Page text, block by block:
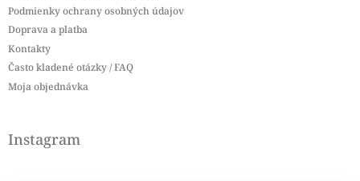
Podmienky ochrany osobných údajov
Doprava a platba
Kontakty
Často kladené otázky / FAQ
Moja objednávka
Instagram